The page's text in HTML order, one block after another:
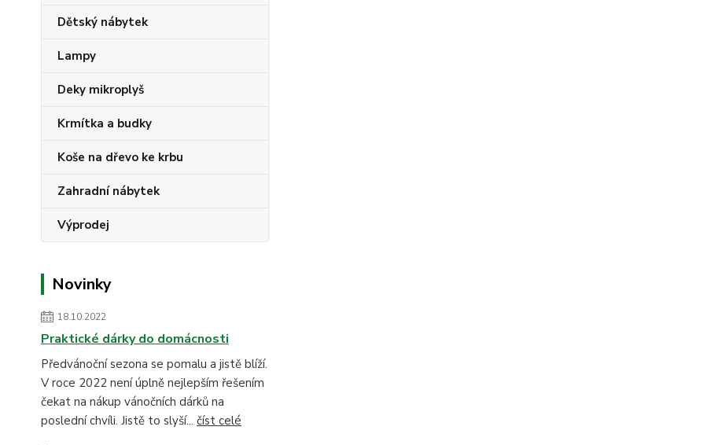
Dětský nábytek
Lampy
Deky mikroplyš
Krmítka a budky
Koše na dřevo ke krbu
Zahradní nábytek
Výprodej
Novinky
18.10.2022
Praktické dárky do domácnosti
Předvánoční sezona se pomalu a jistě blíží.
V roce 2022 není úplně nejlepším řešením
čekat na nákup vánočních dárků na
poslední chvíli. Jistě to slyší... číst celé